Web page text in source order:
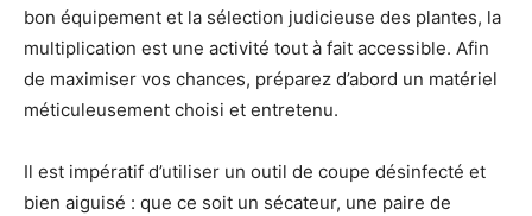
bon équipement et la sélection judicieuse des plantes, la
multiplication est une activité tout à fait accessible. Afin
de maximiser vos chances, préparez d’abord un matériel
méticuleusement choisi et entretenu.
Il est impératif d’utiliser un outil de coupe désinfecté et
bien aiguisé : que ce soit un sécateur, une paire de